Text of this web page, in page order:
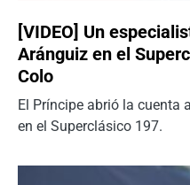
[VIDEO] Un
Aránguiz en el
Colo
El Príncipe abrió la cuenta
en el Superclásico 197.